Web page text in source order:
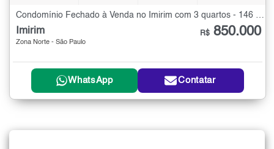
Condomínio Fechado à Venda no Imirim com 3 quartos - 146 m²
Imirim
Zona Norte - São Paulo
R$ 850.000
WhatsApp Contatar